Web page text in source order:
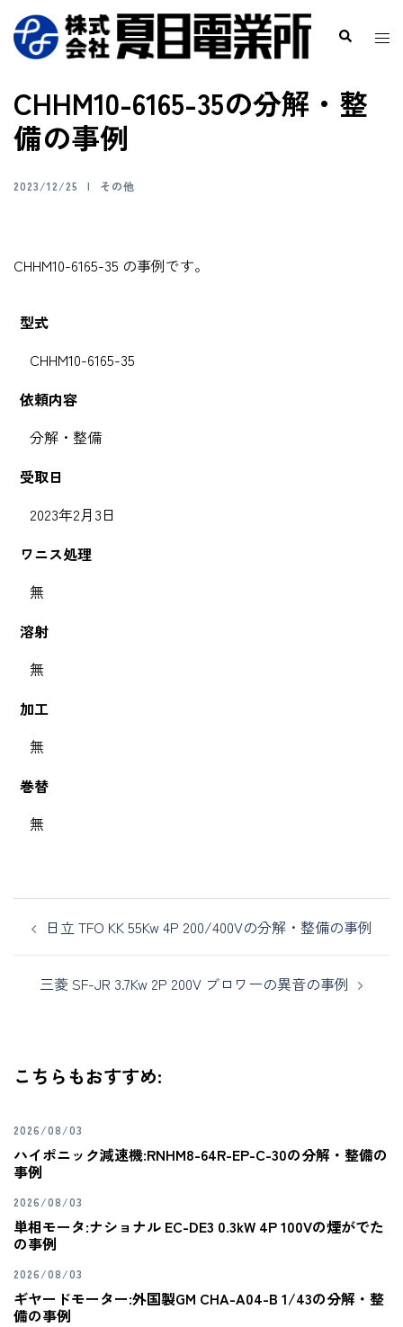
CHHM10-6165-35の分解・整
備の事例
2023/12/25 その他
CHHM10-6165-35 の事例です。
型式
CHHM10-6165-35
依頼内容
分解・整備
受取日
2023年2月3日
ワニス処理
無
溶射
無
加工
無
巻替
無
日立 TFO KK 55Kw 4P 200/400Vの分解・整備の事例
三菱 SF-JR 3.7Kw 2P 200V ブロワーの異音の事例
こちらもおすすめ:
2026/08/03
ハイポニック減速機:RNHM8-64R-EP-C-30の分解・整備の
事例
2026/08/03
単相モータ:ナショナル EC-DE3 0.3kW 4P 100Vの煙がでた
の事例
2026/08/03
ギヤードモーター:外国製GM CHA-A04-B 1/43の分解・整
備の事例